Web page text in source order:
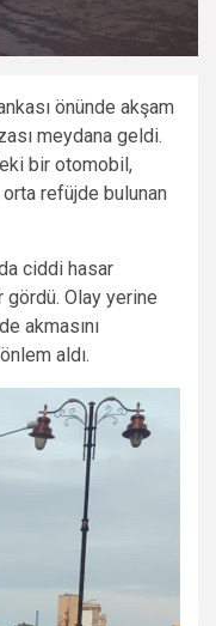
önünde akşam
meydana geldi.
bir otomobil,
refüjde bulunan
ciddi hasar
Olay yerine
akmasını
aldı.